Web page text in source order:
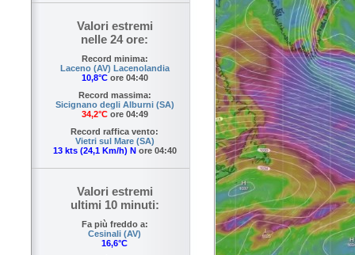
Valori estremi
nelle 24 ore:
Record minima:
Laceno (AV) Lacenolandia
10,8°Core 04:40
Record massima:
Sicignano degli Alburni (SA)
34,2°Core 04:49
Record raffica vento:
Vietri sul Mare (SA)
13 kts (24,1 Km/h) N ore 04:40
Valori estremi
ultimi 10 minuti:
Fa più freddo a:
Cesinali (AV)
16,6°C